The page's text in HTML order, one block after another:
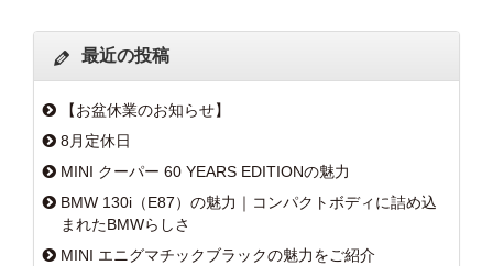
最近の投稿
【お盆休業のお知らせ】
8月定休日
MINI クーパー 60 YEARS EDITIONの魅力
BMW 130i（E87）の魅力｜コンパクトボディに詰め込
まれたBMWらしさ
MINI エニグマチックブラックの魅力をご紹介